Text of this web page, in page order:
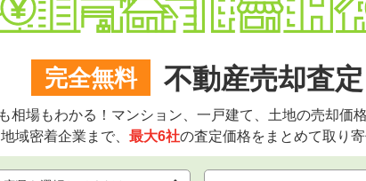
完全無料 不動産売却査定
相場もわかる！マンション、一戸建て、土地の売却価格
域密着企業まで、 最大6社の査定価格をまとめて取り寄